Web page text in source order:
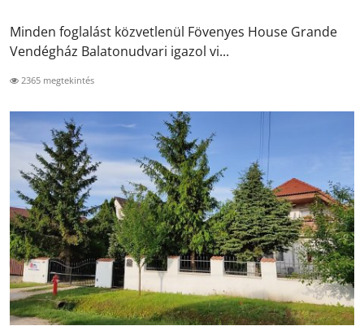
Minden foglalást közvetlenül Fövenyes House Grande
Vendégház Balatonudvari igazol vi...
2365 megtekintés